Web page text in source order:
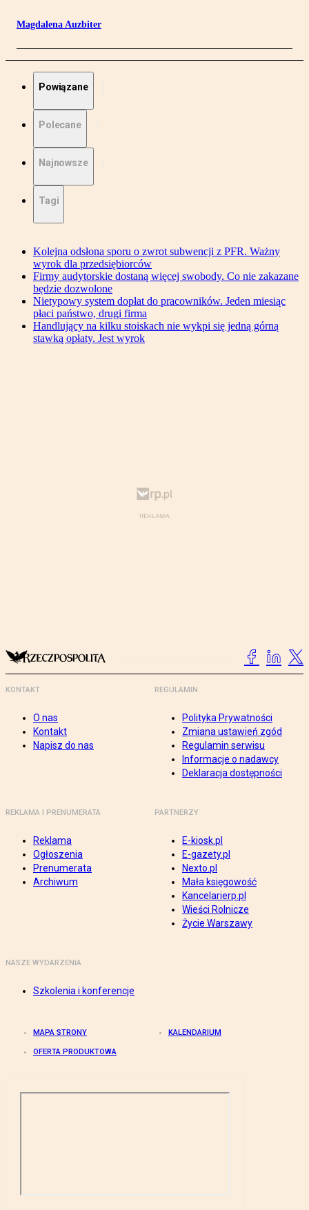
Magdalena Auzbiter
Powiązane
Polecane
Najnowsze
Tagi
Kolejna odsłona sporu o zwrot subwencji z PFR. Ważny
wyrok dla przedsiębiorców
Firmy audytorskie dostaną więcej swobody. Co nie zakazane
będzie dozwolone
Nietypowy system dopłat do pracowników. Jeden miesiąc
płaci państwo, drugi firma
Handlujący na kilku stoiskach nie wykpi się jedną górną
stawką opłaty. Jest wyrok
KONTAKT
O nas
Kontakt
Napisz do nas
REGULAMIN
Polityka Prywatności
Zmiana ustawień zgód
Regulamin serwisu
Informacje o nadawcy
Deklaracja dostępności
REKLAMA I PRENUMERATA
Reklama
Ogłoszenia
Prenumerata
Archiwum
PARTNERZY
E-kiosk.pl
E-gazety.pl
Nexto.pl
Mała księgowość
Kancelarierp.pl
Wieści Rolnicze
Życie Warszawy
NASZE WYDARZENIA
Szkolenia i konferencje
MAPA STRONY KALENDARIUM
OFERTA PRODUKTOWA